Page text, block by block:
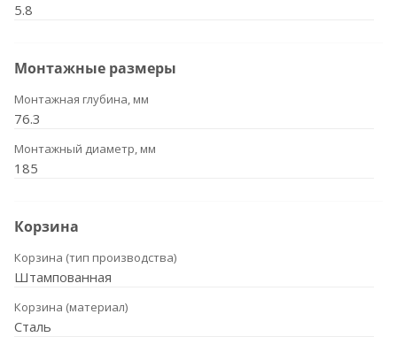
5.8
Монтажные размеры
Монтажная глубина, мм
76.3
Монтажный диаметр, мм
185
Корзина
Корзина (тип производства)
Штампованная
Корзина (материал)
Сталь